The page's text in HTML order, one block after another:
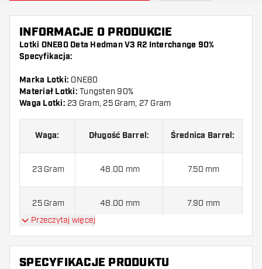
INFORMACJE O PRODUKCIE
Lotki ONE80 Deta Hedman V3 R2 Interchange 90%
Specyfikacja:
Marka Lotki: ONE80
Materiał Lotki: Tungsten 90%
Waga Lotki: 23 Gram, 25 Gram, 27 Gram
Waga: Długość Barrel: Średnica Barrel:
23 Gram 48.00 mm 7.50 mm
25 Gram 48.00 mm 7.90 mm
27 Gram 50.00 mm 7.90 mm
Przeczytaj więcej
SPECYFIKACJE PRODUKTU